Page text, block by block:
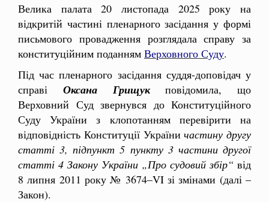
Велика палата 20 листопада 2025 року на
відкритій частині пленарного засідання у формі
письмового провадження розглядала справу за
конституційним поданням Верховного Суду.
Під час пленарного засідання суддя-доповідач у
справі Оксана Грищукповідомила, що
Верховний Суд звернувся до Конституційного
Суду України з клопотанням перевірити на
відповідність Конституції Україничастину другу
статті 3, підпункт 5 пункту 3 частини другої
статті 4 Закону України „Про судовий збір“ від
8 липня 2011 року № 3674–VI зі змінами (далі –
Закон).